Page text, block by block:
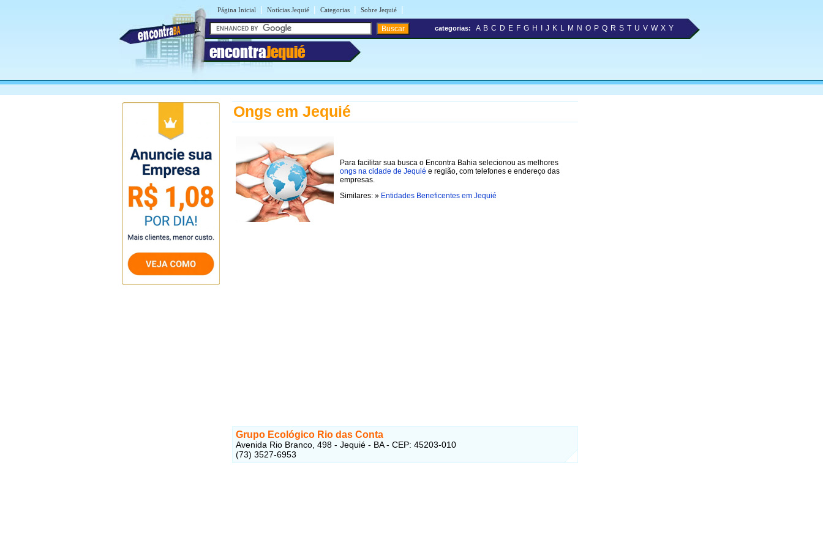
Página Inicial | Notícias Jequié | Categorias | Sobre Jequié |
encontraJequié
categorias: A B C D E F G H J K L M N O P Q R S T U V W X Y
Ongs em Jequié
Para facilitar sua busca o Encontra Bahia selecionou as melhores
ongs na cidade de Jequié e região, com telefones e endereço das
empresas.
Similares: » Entidades Beneficentes em Jequié
Grupo Ecológico Rio das Conta
Avenida Rio Branco, 498 - Jequié - BA - CEP: 45203-010
(73) 3527-6953